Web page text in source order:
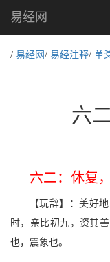
易经网
/ 易经网 / 易经注释/ 单
六
六二：休复，
【玩辞】：美好
时，亲比初九，资其
也，震象也。